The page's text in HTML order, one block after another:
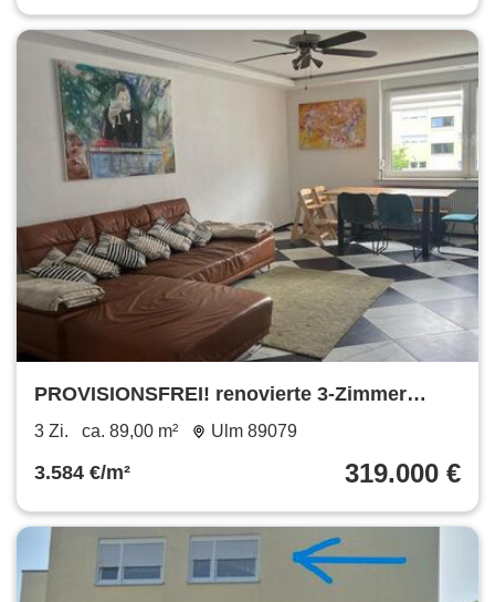
PROVISIONSFREI! renovierte 3-Zimmer
Wohnung in Ulm-Wiblingen
3 Zi. ca. 89,00 m² Ulm 89079
3.584 €/m² 319.000 €